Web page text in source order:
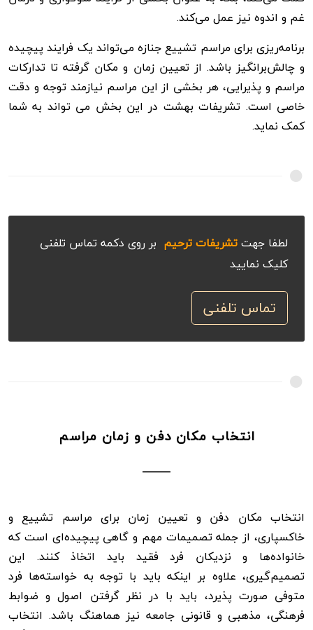
غم و اندوه نیز عمل می‌کند.
برنامه‌ریزی برای مراسم تشییع جنازه می‌تواند یک فرایند پیچیده
و چالش‌برانگیز باشد. از تعیین زمان و مکان گرفته تا تدارکات
مراسم و پذیرایی، هر بخشی از این مراسم نیازمند توجه و دقت
خاصی است. تشریفات بهشت در این بخش می تواند به شما
کمک نماید.
لطفا جهتتشریفات ترحیم بر روی دکمه تماس تلفنی
کلیک نمایید
تماس تلفنی
انتخاب مکان دفن و زمان مراسم
انتخاب مکان دفن و تعیین زمان برای مراسم تشییع و
خاکسپاری، از جمله تصمیمات مهم و گاهی پیچیده‌ای است که
خانواده‌ها و نزدیکان فرد فقید باید اتخاذ کنند. این
تصمیم‌گیری، علاوه بر اینکه باید با توجه به خواسته‌ها فرد
متوفی صورت پذیرد، باید با در نظر گرفتن اصول و ضوابط
فرهنگی، مذهبی و قانونی جامعه نیز هماهنگ باشد. انتخاب